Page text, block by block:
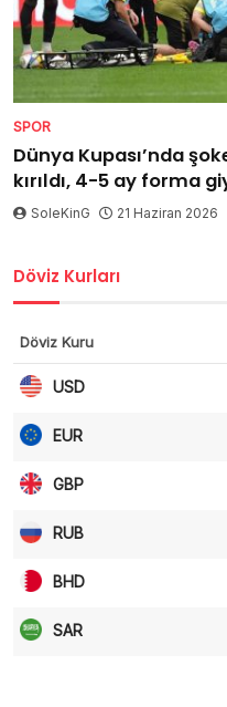
SPOR
Dünya Kupası’nda
kırıldı, 4-5 ay forma
SoleKinG 21 Haziran 2026
Döviz Kurları
Döviz Kuru
USD
EUR
GBP
RUB
BHD
SAR